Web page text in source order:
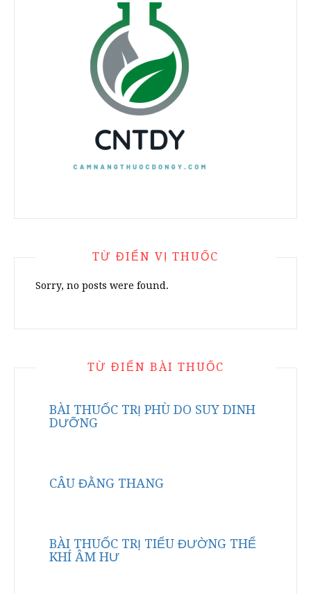
TỪ ĐIỂN VỊ THUỐC
Sorry, no posts were found.
TỪ ĐIỂN BÀI THUỐC
BÀI THUỐC TRỊ PHÙ DO SUY DINH
DƯỠNG
CÂU ĐẰNG THANG
BÀI THUỐC TRỊ TIỂU ĐƯỜNG THỂ
KHÍ ÂM HƯ